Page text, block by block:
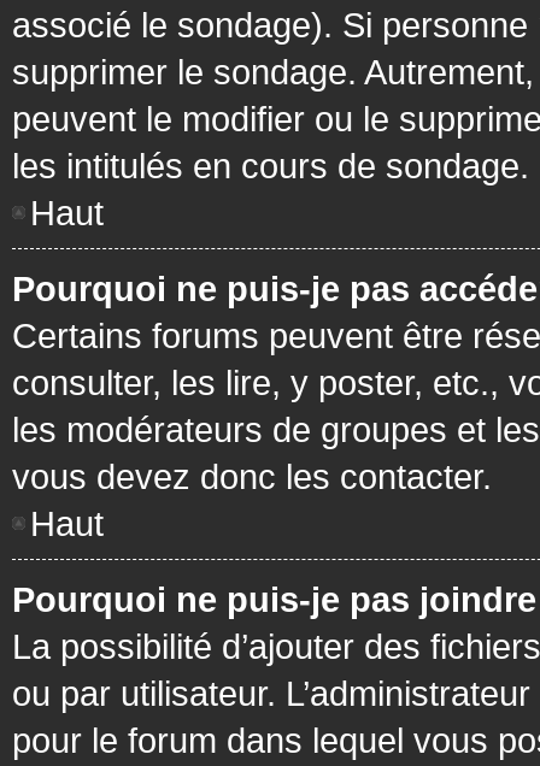
associé le sondage). Si personne
supprimer le sondage.
peuvent le modifier ou le
les intitulés en cours de sondage.
Haut
Pourquoi ne puis-je pas
Certains forums peuvent être
consulter, les lire, y poster, etc.,
les modérateurs de groupes et
vous devez donc les contacter.
Haut
Pourquoi ne puis-je pas
La possibilité d’ajouter des
ou par utilisateur.
pour le forum dans lequel vous